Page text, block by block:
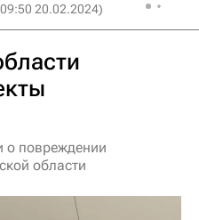
20.02.2024)
о повреждении
области